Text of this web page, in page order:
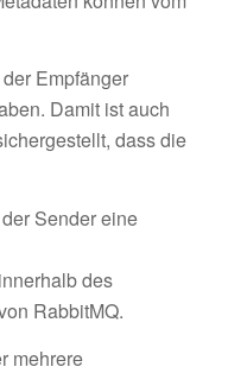
Empfänger
Damit ist auch
dass die
Sender eine
des
RabbitMQ.
mehrere